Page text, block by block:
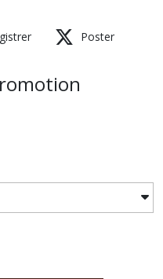
Poster